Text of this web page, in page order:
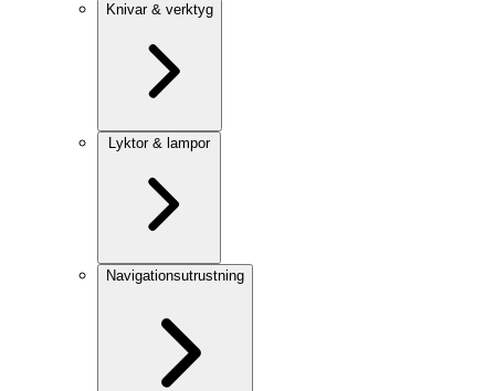
Knivar & verktyg
Lyktor & lampor
Navigationsutrustning